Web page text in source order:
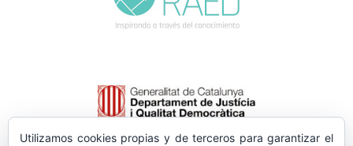
Utilizamos cookies propias y de terceros para garantizar el